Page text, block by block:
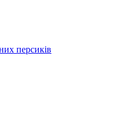
персиків